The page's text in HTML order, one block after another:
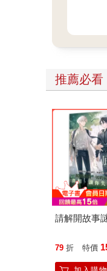
推薦必看
請解開故事
79 折 特價